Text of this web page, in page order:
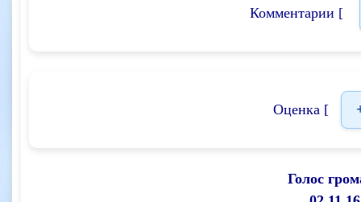
Комментарии [
Оценка [
Голос